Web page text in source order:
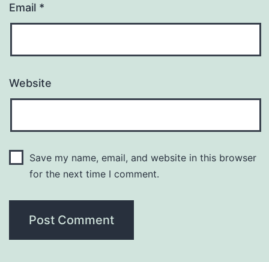
Email *
Website
Save my name, email, and website in this browser
for the next time I comment.